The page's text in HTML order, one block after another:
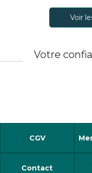
Voir
Votre
CGV
Contact